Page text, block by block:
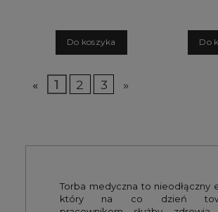
Do koszyka Do
« 1 2 3 »
Torba medyczna to nieodłączny
który na co dzień